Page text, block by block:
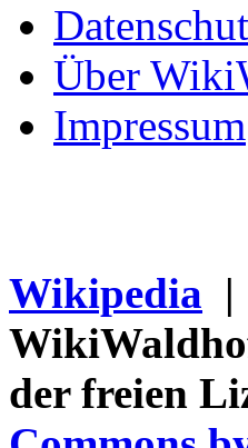
Über
Impressum
Wikipedia |
der freien